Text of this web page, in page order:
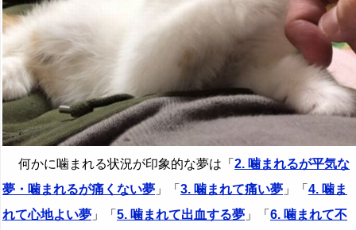
何かに噛まれる状況が印象的な夢は「 2. 噛まれるが平気な
夢・噛まれるが痛くない夢 」「 3. 噛まれて痛い夢 」「 4. 噛ま
れて心地よい夢 」「 5. 噛まれて出血する夢 」「 6. 噛まれて不